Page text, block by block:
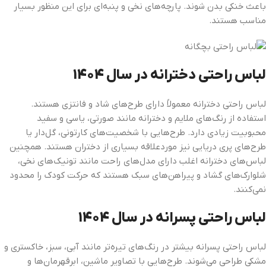
باعث خنکی بدن شوند. پارچه‌های نخی و پنبه‌ای برای این منظور بسیار
مناسب هستند.
لباس راحتی دخترانهدر سال 1404
لباس‌ راحتی دخترانه معمولاً دارای طرح‌های شاد و فانتزی هستند.
استفاده از رنگ‌های ملایم و دخترانه مانند صورتی، یاسی و سفید
محبوبیت زیادی دارد. طرح‌هایی با شخصیت‌های کارتونی، گل‌دار یا
طرح‌های پری دریایی نیز موردعلاقه بسیاری از دختران هستند. همچنین
لباس‌های دخترانه اغلب دارای مدل‌های راحت مانند تونیک‌های نخی،
شلوارک‌های گشاد و پیراهن‌های سبک هستند که حرکت کودک را محدود
نمی‌کنند.
لباس راحتی پسرانه در سال 1404
لباس‌ راحتی پسرانه بیشتر در رنگ‌های تیره‌تر مانند آبی، سبز، خاکستری و
مشکی طراحی می‌شوند. طرح‌هایی با تصاویر ماشین، ابرقهرمان‌ها و